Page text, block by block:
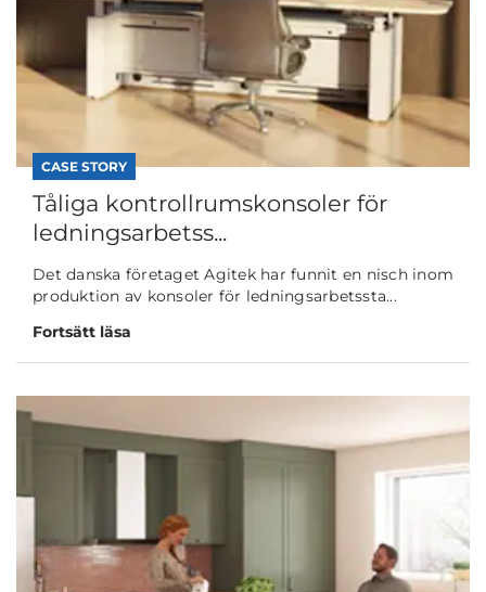
CASE STORY
Tåliga kontrollrumskonsoler för
ledningsarbetss...
Det danska företaget Agitek har funnit en nisch inom
produktion av konsoler för ledningsarbetssta...
Fortsätt läsa